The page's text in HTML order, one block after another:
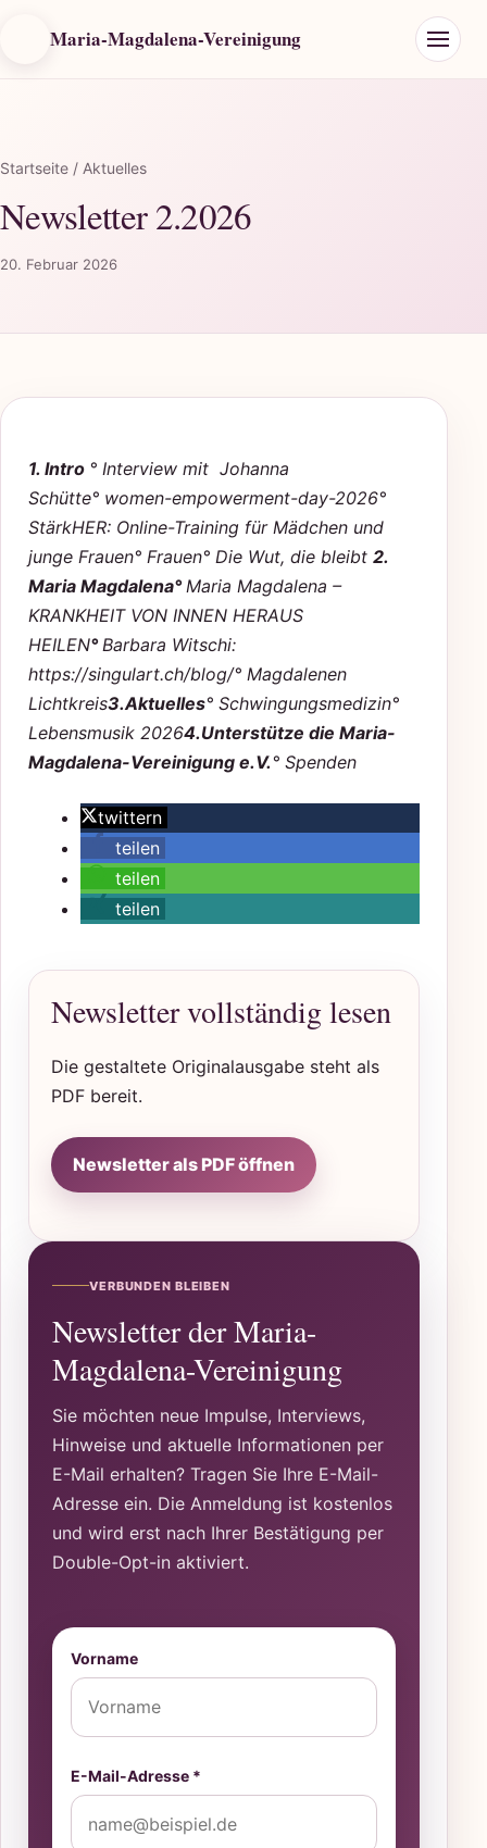
Maria-Magdalena-Vereinigung
Startseite / Aktuelles
Newsletter 2.2026
20. Februar 2026
1. Intro ° Interview mit Johanna
Schütte° women-empowerment-day-2026°
StärkHER: Online-Training für Mädchen und
junge Frauen° Frauen° Die Wut, die bleibt 2.
Maria Magdalena°Maria Magdalena –
KRANKHEIT VON INNEN HERAUS
HEILEN°Barbara Witschi:
https://singulart.ch/blog/° Magdalenen
Lichtkreis3.Aktuelles° Schwingungsmedizin°
Lebensmusik 20264.Unterstütze die Maria-
Magdalena-Vereinigung e.V.° Spenden
twittern
teilen
teilen
teilen
Newsletter vollständig lesen
Die gestaltete Originalausgabe steht als
PDF bereit.
Newsletter als PDF öffnen
VERBUNDEN BLEIBEN
Newsletter der Maria-
Magdalena-Vereinigung
Sie möchten neue Impulse, Interviews,
Hinweise und aktuelle Informationen per
E-Mail erhalten? Tragen Sie Ihre E-Mail-
Adresse ein. Die Anmeldung ist kostenlos
und wird erst nach Ihrer Bestätigung per
Double-Opt-in aktiviert.
Vorname
E-Mail-Adresse *